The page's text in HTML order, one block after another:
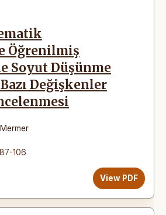
Öğrenilmiş
Soyut Düşünme
Değişkenler
106
View PDF